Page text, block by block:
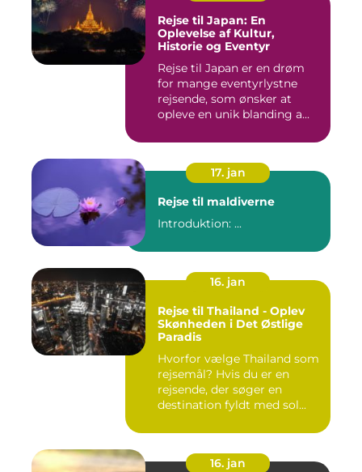
Rejse til Japan: En
Oplevelse af Kultur,
Historie og Eventyr
Rejse til Japan er en drøm
for mange eventyrlystne
rejsende, som ønsker at
opleve en unik blanding a...
17. jan
Rejse til maldiverne
Introduktion: ...
16. jan
Rejse til Thailand - Oplev
Skønheden i Det Østlige
Paradis
Hvorfor vælge Thailand som
rejsemål? Hvis du er en
rejsende, der søger en
destination fyldt med sol...
16. jan